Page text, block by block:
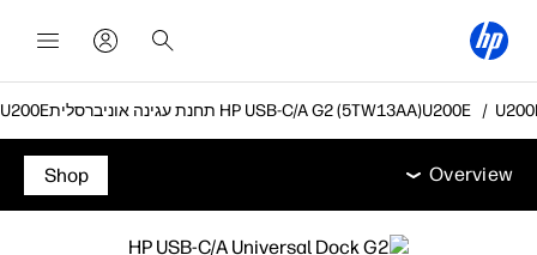
תחנת עגינה אוניברסלית HP USB-C/A G2‎ (5TW13AA)
Overview מאפיינים מפרט טכני אביזרים
תמיכה
Overview
Shop